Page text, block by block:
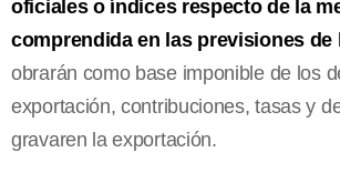
oficiales o índices respecto de la
comprendida en las previsiones de
obrarán como base imponible de los
exportación, contribuciones, tasas y
gravaren la exportación.